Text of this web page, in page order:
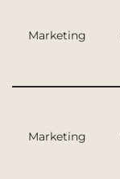
Marketing
Marketing